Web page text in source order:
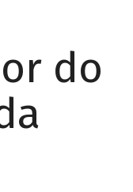
do